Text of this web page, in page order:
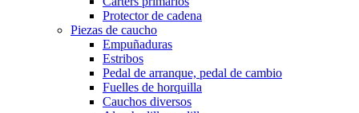
Protector de cadena
Piezas de caucho
Empuñaduras
Estribos
Pedal de arranque, pedal de cambio
Fuelles de horquilla
Cauchos diversos